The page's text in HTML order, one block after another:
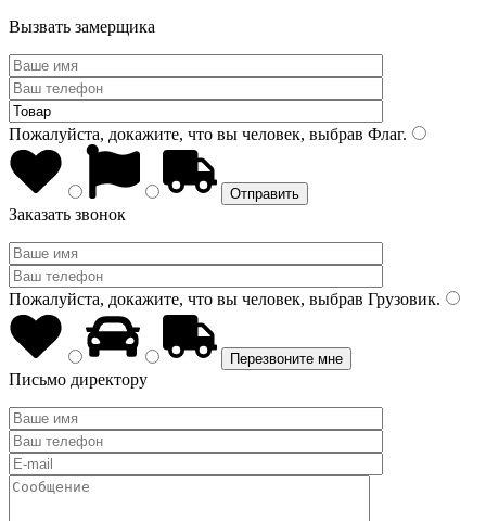
Вызвать замерщика
Пожалуйста, докажите, что вы человек, выбрав Флаг.
Заказать звонок
Пожалуйста, докажите, что вы человек, выбрав Грузовик.
Письмо директору